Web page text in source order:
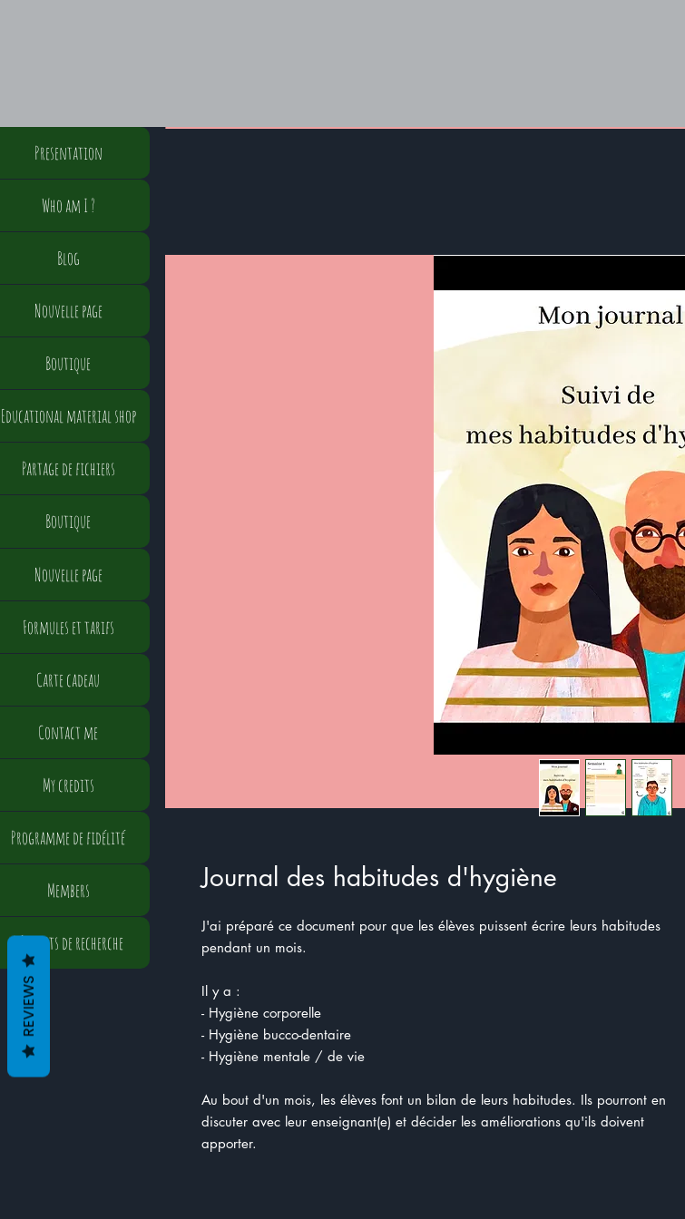
Journal des habitudes d'hygiène
J'ai préparé ce document pour que les élèves puissent écrire leurs habitudes
pendant un mois.
Il y a :
- Hygiène corporelle
- Hygiène bucco-dentaire
- Hygiène mentale / de vie
Au bout d'un mois, les élèves font un bilan de leurs habitudes. Ils pourront en
discuter avec leur enseignant(e) et décider les améliorations qu'ils doivent
apporter.
Presentation
Who am I ?
Blog
Nouvelle page
Boutique
Educational material shop
Partage de fichiers
Boutique
Nouvelle page
Formules et tarifs
Carte cadeau
Contact me
My credits
Programme de fidélité
Members
Résultats de recherche
REVIEWS